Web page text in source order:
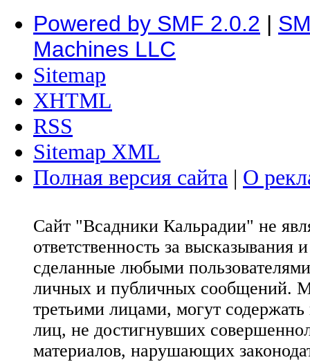
Powered by SMF 2.0.2 |
Machines LLC
Sitemap
XHTML
RSS
Sitemap XML
Полная версия сайта | О
Сайт "Всадники Кальрадии" не
ответственность за
сделанные любыми
личных и публичных сообщений.
третьими лицами, могут
лиц, не достигнувших
материалов, нарушающих